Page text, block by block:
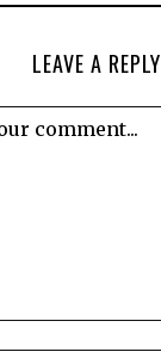
LEAVE A REPLY